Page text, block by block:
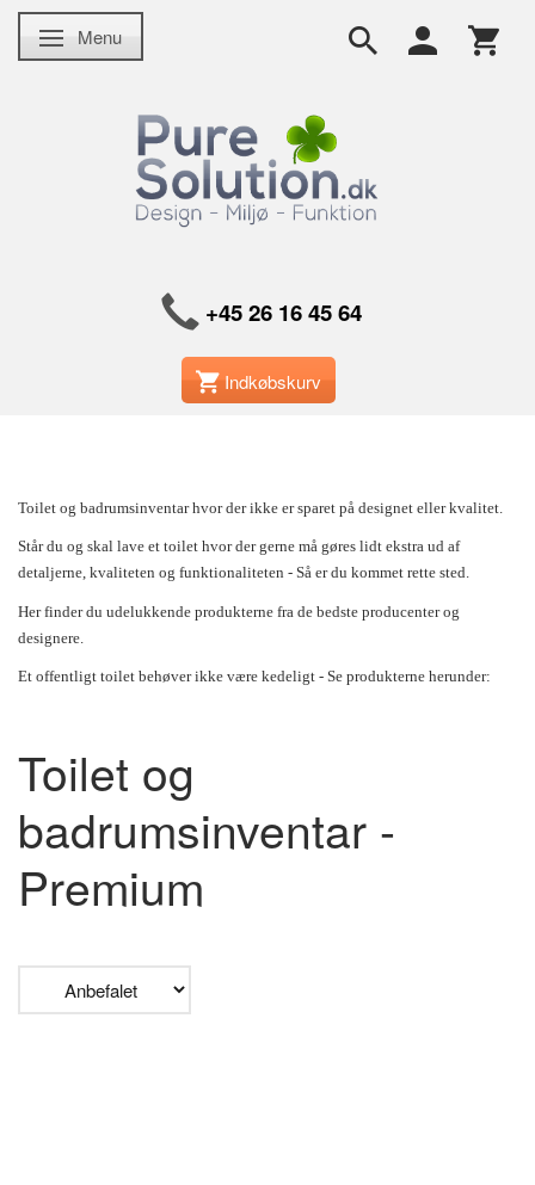
Skifte navigation
Menu
+45 26 16 45 64
Indkøbskurv
Toilet og badrumsinventar hvor der ikke er sparet på designet eller kvalitet.
Står du og skal lave et toilet hvor der gerne må gøres lidt ekstra ud af
detaljerne, kvaliteten og funktionaliteten - Så er du kommet rette sted.
Her finder du udelukkende produkterne fra de bedste producenter og
designere.
Et offentligt toilet behøver ikke være kedeligt - Se produkterne herunder:
Toilet og
badrumsinventar -
Premium